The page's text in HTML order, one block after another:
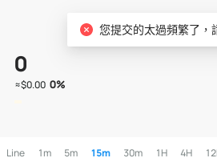
IMX/USDT
0
≈$0.00 0%
Line 1m 5m 15m 30m 1H 4H
您提交的太過頻繁了，